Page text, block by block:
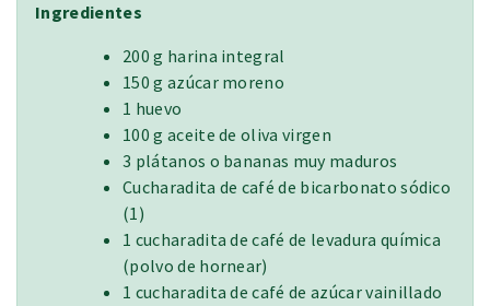
Ingredientes
200 g harina integral
150 g azúcar moreno
1 huevo
100 g aceite de oliva virgen
3 plátanos o bananas muy maduros
Cucharadita de café de bicarbonato sódico
(1)
1 cucharadita de café de levadura química
(polvo de hornear)
1 cucharadita de café de azúcar vainillado